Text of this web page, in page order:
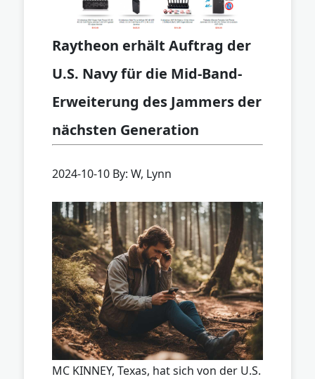
Raytheon erhält Auftrag der
U.S. Navy für die Mid-Band-
Erweiterung des Jammers der
nächsten Generation
2024-10-10 By: W, Lynn
MC KINNEY, Texas, hat sich von der U.S.